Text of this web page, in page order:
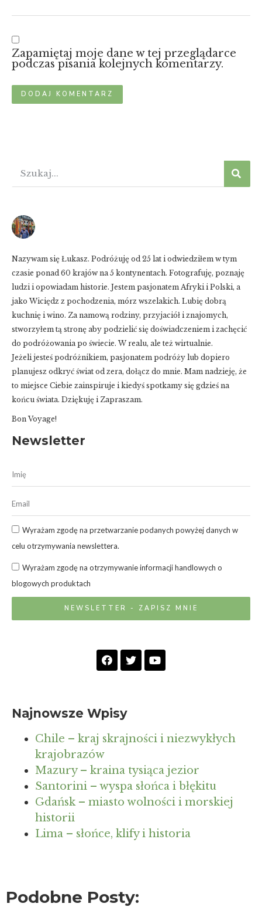
Zapamiętaj moje dane w tej przeglądarce
podczas pisania kolejnych komentarzy.
Nazywam się Łukasz. Podróżuję od 25 lat i odwiedziłem w tym
czasie ponad 60 krajów na 5 kontynentach. Fotografuję, poznaję
ludzi i opowiadam historie. Jestem pasjonatem Afryki i Polski, a
jako Wiciędz z pochodzenia, mórz wszelakich. Lubię dobrą
kuchnię i wino. Za namową rodziny, przyjaciół i znajomych,
stworzyłem tą stronę aby podzielić się doświadczeniem i zachęcić
do podróżowania po świecie. W realu, ale też wirtualnie.
Jeżeli jesteś podróżnikiem, pasjonatem podróży lub dopiero
planujesz odkryć świat od zera, dołącz do mnie. Mam nadzieję, że
to miejsce Ciebie zainspiruje i kiedyś spotkamy się gdzieś na
końcu świata. Dziękuję i Zapraszam.
Bon Voyage!
Newsletter
Wyrażam zgodę na przetwarzanie podanych powyżej danych w
celu otrzymywania newslettera.
Wyrażam zgodę na otrzymywanie informacji handlowych o
blogowych produktach
NEWSLETTER - ZAPISZ MNIE
Najnowsze Wpisy
Chile – kraj skrajności i niezwykłych
krajobrazów
Mazury – kraina tysiąca jezior
Santorini – wyspa słońca i błękitu
Gdańsk – miasto wolności i morskiej
historii
Lima – słońce, klify i historia
Podobne Posty: